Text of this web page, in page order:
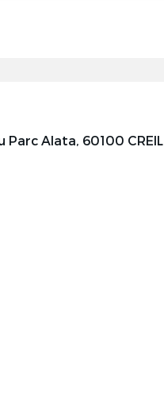
Parc Alata, 60100 CREIL